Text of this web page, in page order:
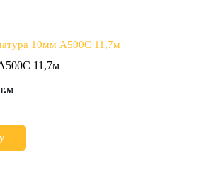
11,7м